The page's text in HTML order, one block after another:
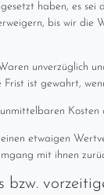
haben, es
bis wir die
unverzüglich
Frist ist gewahrt,
Kosten
einen etwaigen
mit ihnen
bzw.